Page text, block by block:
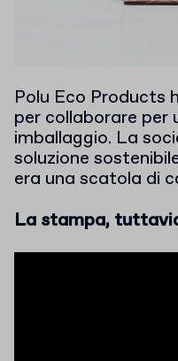
Polu Eco
per collaborare per
imballaggio. La
soluzione
era una scatola di
La stampa,